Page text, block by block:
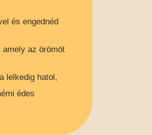
és engednéd
amely az örömöt
lelkedig hatol,
édes